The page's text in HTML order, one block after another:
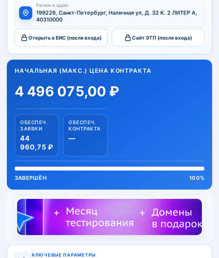
Регион и адрес
199226, Санкт-Петербург, Наличная ул, Д. 32 К. 2 ЛИТЕР А,
40310000
Открыть в ЕИС (после входа) Сайт ЭТП (после входа)
НАЧАЛЬНАЯ (МАКС.) ЦЕНА КОНТРАКТА
4 496 075,00 ₽
ОБЕСПЕЧ.
ЗАЯВКИ
44
960,75 ₽
ОБЕСПЕЧ.
КОНТРАКТА
—
ЗАВЕРШЁН 100%
КЛЮЧЕВЫЕ ПАРАМЕТРЫ